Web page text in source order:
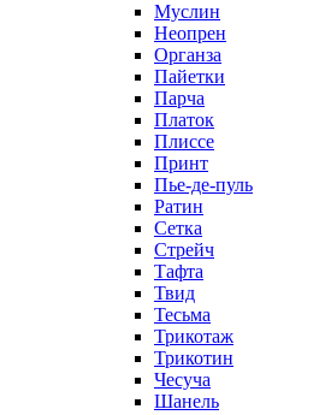
Муслин
Неопрен
Органза
Пайетки
Парча
Платок
Плиссе
Принт
Пье-де-пуль
Ратин
Сетка
Стрейч
Тафта
Твид
Тесьма
Трикотаж
Трикотин
Чесуча
Шанель